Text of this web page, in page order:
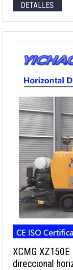
DETALLES
XCMG
direccional